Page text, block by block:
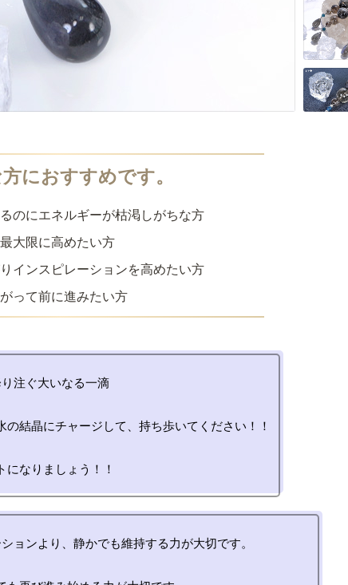
のにエネルギーが枯渇しがちな方
大限に高めたい方
インスピレーションを高めたい方
って前に進みたい方
注ぐ大いなる一滴
の結晶にチャージして、持ち歩いてください！！
ョンより、静かでも維持する力が大切です。